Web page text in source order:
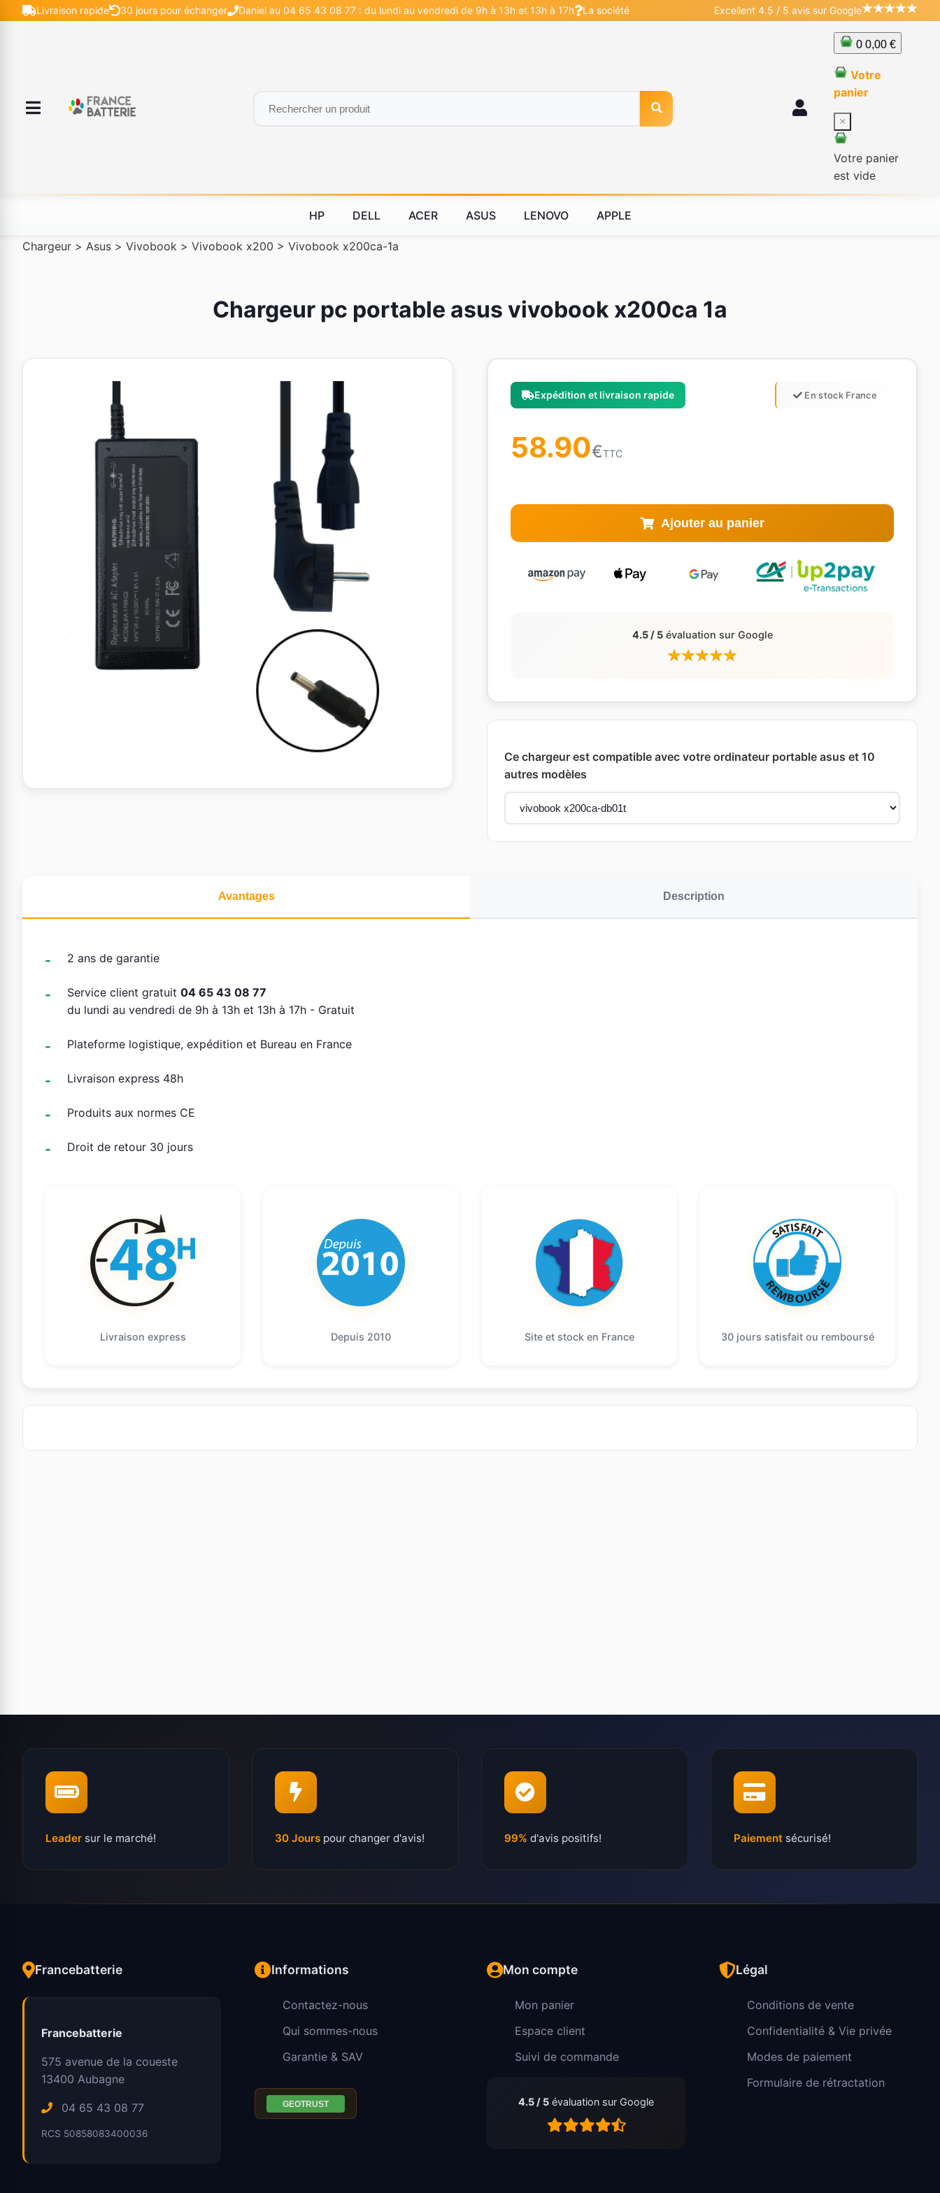
Livraison rapide 30 jours pour échanger Daniel au 04 65 43 08 77 : du lundi au vendredi de 9h à 13h et 13h à 17h La société Excellent 4.5 / 5 avis sur Google
0 0,00 €
Votre
panier
×
Votre panier
est vide
HP DELL ACER ASUS LENOVO APPLE
Chargeur > Asus > Vivobook > Vivobook x200 > Vivobook x200ca-1a
Chargeur pc portable asus vivobook x200ca 1a
Expédition et livraison rapide En stock France
58.90€TTC
Ajouter au panier
4.5 / 5évaluation sur Google
Ce chargeur est compatible avec votre ordinateur portable asus et 10
autres modèles
Avantages Description
2 ans de garantie
Service client gratuit 04 65 43 08 77
du lundi au vendredi de 9h à 13h et 13h à 17h - Gratuit
Plateforme logistique, expédition et Bureau en France
Livraison express 48h
Produits aux normes CE
Droit de retour 30 jours
Livraison express Depuis 2010 Site et stock en France 30 jours satisfait ou remboursé
Leader sur le marché! 30 Jours pour changer d'avis! 99% d'avis positifs! Paiement sécurisé!
Francebatterie
Francebatterie
575 avenue de la coueste
13400 Aubagne
04 65 43 08 77
RCS 50858083400036
Informations
Contactez-nous
Qui sommes-nous
Garantie & SAV
Mon compte
Mon panier
Espace client
Suivi de commande
4.5 / 5 évaluation sur Google
Légal
Conditions de vente
Confidentialité & Vie privée
Modes de paiement
Formulaire de rétractation